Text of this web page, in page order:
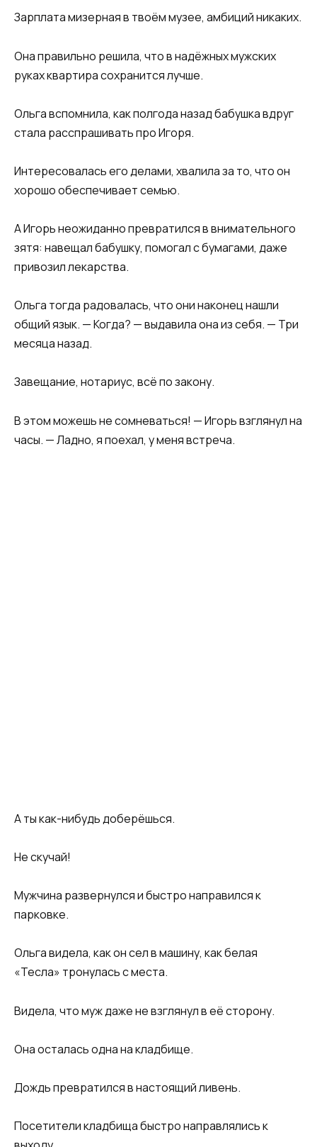
Зарплата мизерная в твоём музее, амбиций никаких.
Она правильно решила, что в надёжных мужских
руках квартира сохранится лучше.
Ольга вспомнила, как полгода назад бабушка вдруг
стала расспрашивать про Игоря.
Интересовалась его делами, хвалила за то, что он
хорошо обеспечивает семью.
А Игорь неожиданно превратился в внимательного
зятя: навещал бабушку, помогал с бумагами, даже
привозил лекарства.
Ольга тогда радовалась, что они наконец нашли
общий язык. — Когда? — выдавила она из себя. — Три
месяца назад.
Завещание, нотариус, всё по закону.
В этом можешь не сомневаться! — Игорь взглянул на
часы. — Ладно, я поехал, у меня встреча.
А ты как-нибудь доберёшься.
Не скучай!
Мужчина развернулся и быстро направился к
парковке.
Ольга видела, как он сел в машину, как белая
«Тесла» тронулась с места.
Видела, что муж даже не взглянул в её сторону.
Она осталась одна на кладбище.
Дождь превратился в настоящий ливень.
Посетители кладбища быстро направлялись к